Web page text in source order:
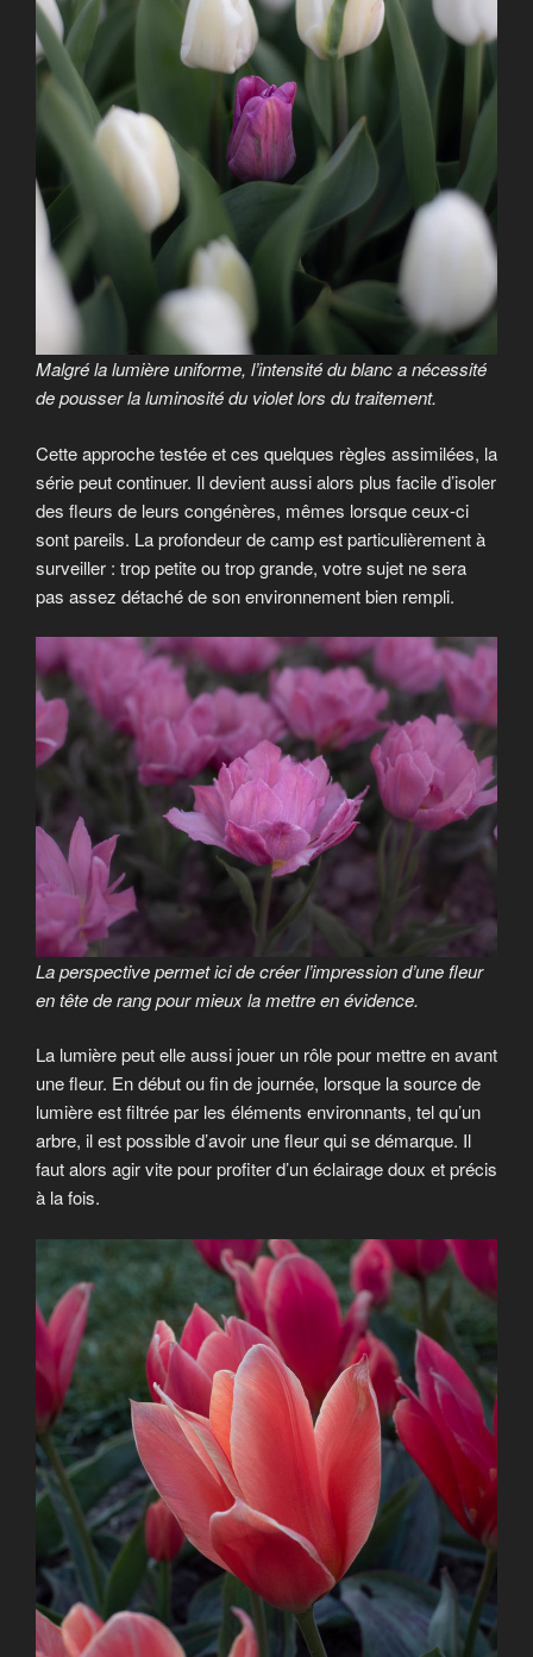
Malgré la lumière uniforme, l’intensité du blanc a nécessité
de pousser la luminosité du violet lors du traitement.
Cette approche testée et ces quelques règles assimilées, la
série peut continuer. Il devient aussi alors plus facile d’isoler
des fleurs de leurs congénères, mêmes lorsque ceux-ci
sont pareils. La profondeur de camp est particulièrement à
surveiller : trop petite ou trop grande, votre sujet ne sera
pas assez détaché de son environnement bien rempli.
La perspective permet ici de créer l’impression d’une fleur
en tête de rang pour mieux la mettre en évidence.
La lumière peut elle aussi jouer un rôle pour mettre en avant
une fleur. En début ou fin de journée, lorsque la source de
lumière est filtrée par les éléments environnants, tel qu’un
arbre, il est possible d’avoir une fleur qui se démarque. Il
faut alors agir vite pour profiter d’un éclairage doux et précis
à la fois.